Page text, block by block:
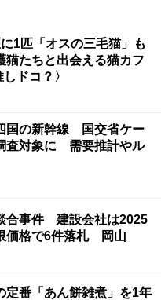
に1匹「オスの三毛猫」も
猫たちと出会える猫カフ
ドコ？〉
国の新幹線 国交省ケー
査対象に 需要推計やル
合事件 建設会社は2025
価格で6件落札 岡山
定番「あん餅雑煮」を1年